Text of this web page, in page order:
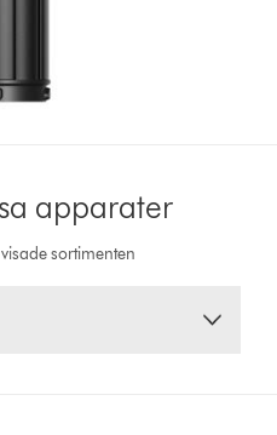
apparater
sortimenten